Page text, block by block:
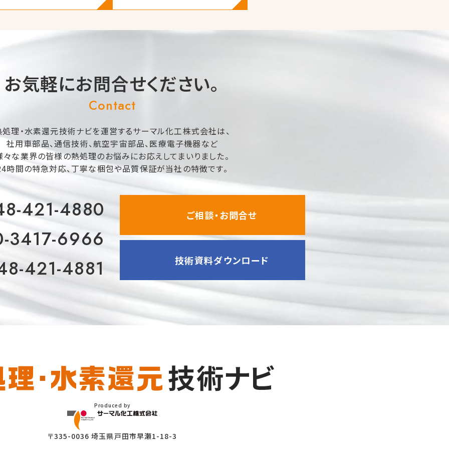
お気軽にお問合せください。
Contact
処理・水素還元技術ナビを運営するサーマル化工株式会社は、
社用車部品、通信技術、航空宇宙部品、医療電子機器など
々な業界の皆様の熱処理のお悩みにお応えしてまいりました。
時間の特急対応、丁寧な梱包や品質保証が当社の特徴です。
421-4880
3417-6966
421-4881
ご相談・お問合せ
技術資料ダウンロード
Produced by
〒335-0036 埼玉県戸田市早瀬1-18-3